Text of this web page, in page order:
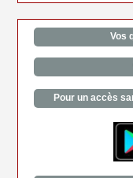
Vos
Pour un accès